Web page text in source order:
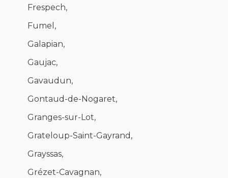
Frespech,
Fumel,
Galapian,
Gaujac,
Gavaudun,
Gontaud-de-Nogaret,
Granges-sur-Lot,
Grateloup-Saint-Gayrand,
Grayssas,
Grézet-Cavagnan,